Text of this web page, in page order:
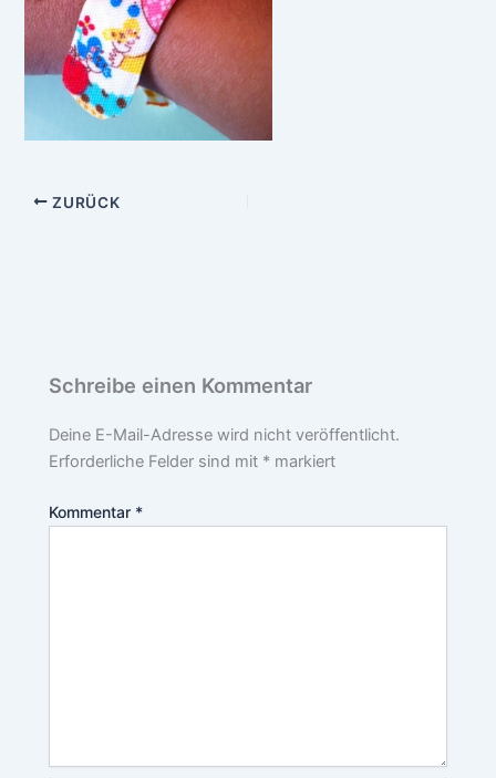
ZURÜCK
Schreibe einen Kommentar
Deine E-Mail-Adresse wird nicht veröffentlicht.
Erforderliche Felder sind mit * markiert
Kommentar *